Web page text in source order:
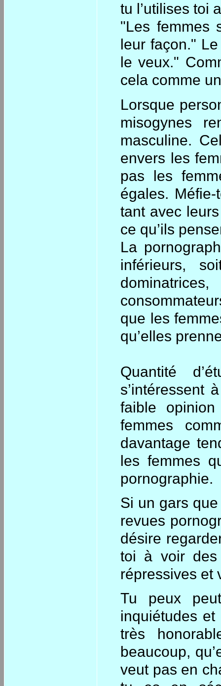
tu l’utilises toi
"Les femmes
leur façon."
le veux."
cela comme
Lorsque
misogynes
masculine.
envers les
pas les
égales.
tant avec
ce qu’ils
La
inférieurs,
que les
qu’elles
Quantité
s’intéressent
faible
femmes
davantage
les femmes
pornographie.
Si un gars
revues
désire
toi à voir des
répressives et
Tu peux
inquiétudes et
très
beaucoup,
veut pas en